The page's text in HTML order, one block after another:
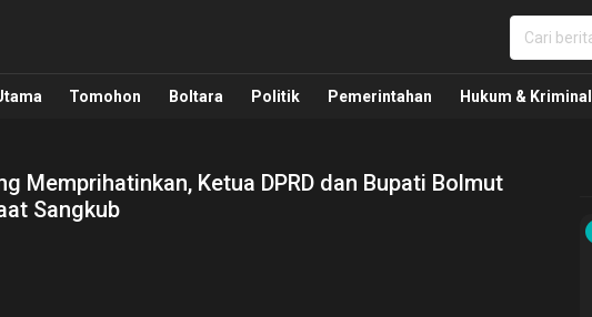
Kawanua, Politik, Pemerintahan, Hukum Kriminal dan Nasional
Tomohon Boltara Politik Pemerintahan Hukum & Kriminal
Memprihatinkan, Ketua DPRD dan Bupati Bolmut
Sangkub